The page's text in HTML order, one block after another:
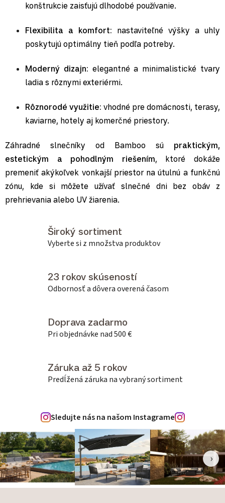
konštrukcie zaisťujú dlhodobé používanie.
Flexibilita a komfort: nastaviteľné výšky a uhly
poskytujú optimálny tieň podľa potreby.
Moderný dizajn: elegantné a minimalistické tvary
ladia s rôznymi exteriérmi.
Rôznorodé využitie: vhodné pre domácnosti, terasy,
kaviarne, hotely aj komerčné priestory.
Záhradné slnečníky od Bamboo sú praktickým,
estetickým a pohodlným riešením, ktoré dokáže
premeniť akýkoľvek vonkajší priestor na útulnú a funkčnú
zónu, kde si môžete užívať slnečné dni bez obáv z
prehrievania alebo UV žiarenia.
Široký sortiment
Vyberte si z množstva produktov
23 rokov skúseností
Odbornosť a dôvera overená časom
Doprava zadarmo
Pri objednávke nad 500 €
Záruka až 5 rokov
Predĺžená záruka na vybraný sortiment
Sledujte nás na našom Instagrame
‹ ›